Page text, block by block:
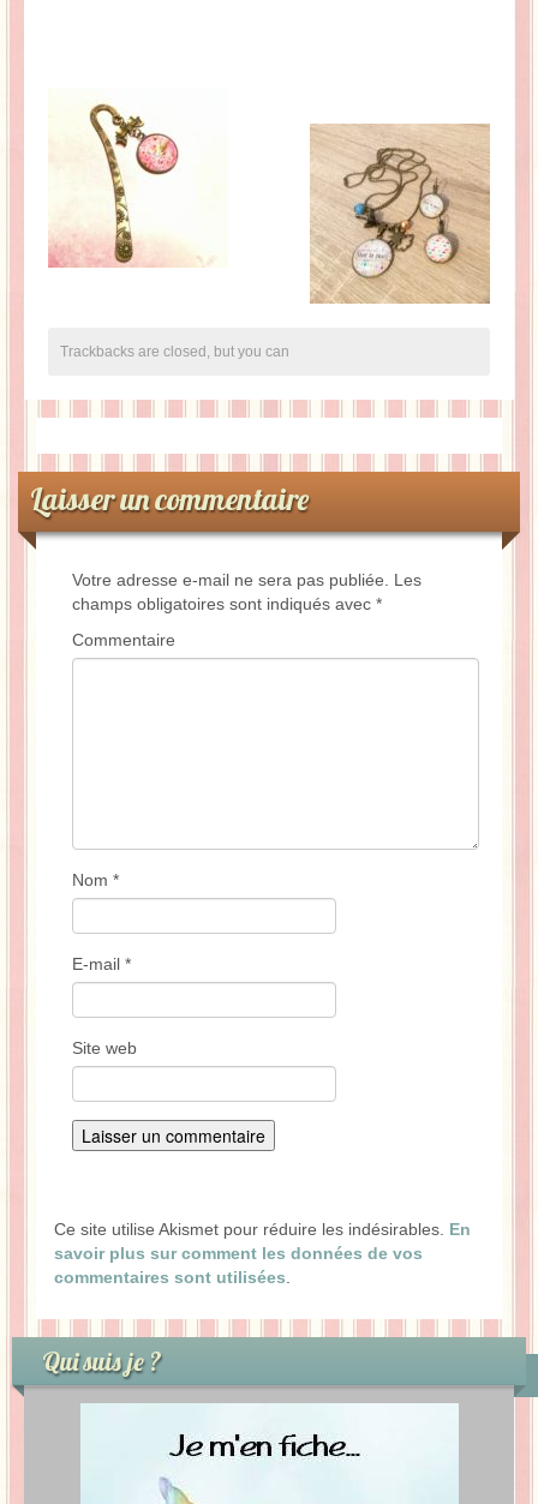
Trackbacks are closed, but you can
Laisser un commentaire
Votre adresse e-mail ne sera pas publiée.
Les
champs obligatoires sont indiqués avec *
Commentaire
Nom *
E-mail *
Site web
Ce site utilise Akismet pour réduire les indésirables. En
savoir plus sur comment les données de vos
commentaires sont utilisées
Qui suis je ?